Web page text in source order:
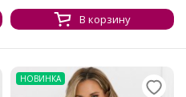
В корзину
НОВИНКА